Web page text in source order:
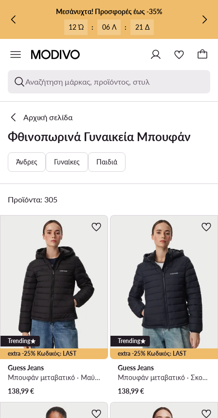
ΜΕΤΆΒΑΣΗ ΣΤΟ ΚΎΡΙΟ ΠΕΡΙΕΧΌΜΕΝΟ
ΜΕΤΆΒΑΣΗ ΣΤΗΝ ΑΝΑΖΉΤΗΣΗ
Μεσάνυχτα! Προσφορές έως -35%
12 Ώ
: 06 Λ : 19 Δ
Αναζήτηση μάρκας, προϊόντος, στυλ
Αρχική σελίδα
Φθινοπωρινά Γυναικεία Μπουφάν
Άνδρες Γυναίκες Παιδιά
Προϊόντα: 305
extra -25% Κωδικός: LAST
Trending
Guess Jeans
Μπουφάν μεταβατικό · Μαύρο
138,99€
extra -25% Κωδικός: LAST
Trending
Guess Jeans
Μπουφάν μεταβατικό · Σκούρο μπλε
138,99€